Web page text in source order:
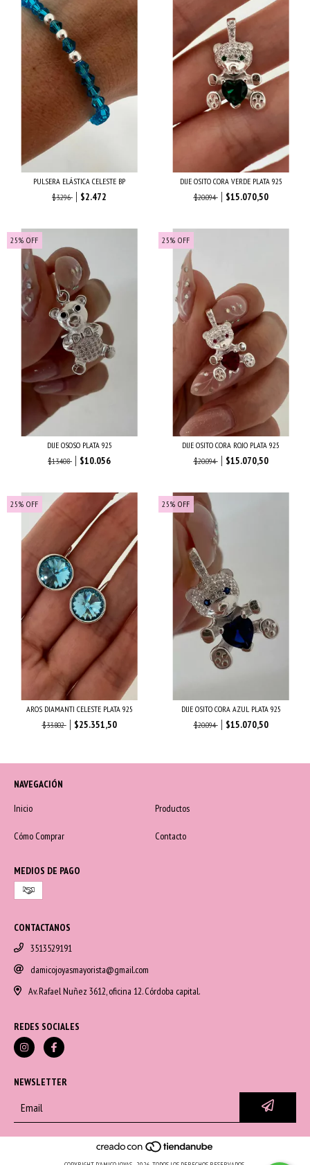
PULSERA ELÁSTICA CELESTE BP
$3.296
$2.472
DIJE OSITO CORA VERDE PLATA 925
$20.094
$15.070,50
25% OFF
DIJE OSOSO PLATA 925
$13.408
$10.056
25% OFF
DIJE OSITO CORA ROJO PLATA 925
$20.094
$15.070,50
25% OFF
AROS DIAMANTI CELESTE PLATA 925
$33.802
$25.351,50
25% OFF
DIJE OSITO CORA AZUL PLATA 925
$20.094
$15.070,50
NAVEGACIÓN
Inicio
Productos
Cómo Comprar Contacto
MEDIOS DE PAGO
CONTACTANOS
3513529191
damicojoyasmayorista@gmail.com
Av. Rafael Nuñez 3612, oficina 12. Córdoba capital.
REDES SOCIALES
NEWSLETTER